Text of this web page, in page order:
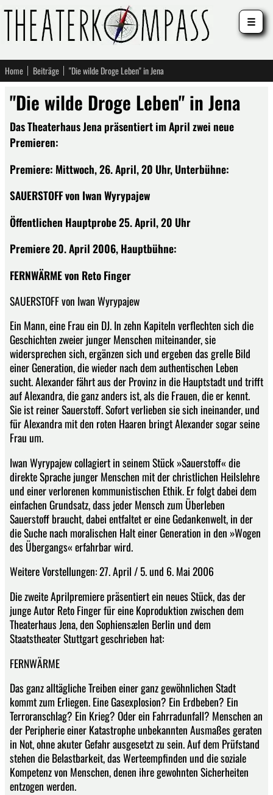
Home Beiträge "Die wilde Droge Leben" in Jena
"Die wilde Droge Leben" in Jena
Das Theaterhaus Jena präsentiert im April zwei neue
Premieren:
Premiere: Mittwoch, 26. April, 20 Uhr, Unterbühne:
SAUERSTOFF von Iwan Wyrypajew
Öffentlichen Hauptprobe 25. April, 20 Uhr
Premiere 20. April 2006, Hauptbühne:
FERNWÄRME von Reto Finger
SAUERSTOFF von Iwan Wyrypajew
Ein Mann, eine Frau ein DJ. In zehn Kapiteln verflechten sich die
Geschichten zweier junger Menschen miteinander, sie
widersprechen sich, ergänzen sich und ergeben das grelle Bild
einer Generation, die wieder nach dem authentischen Leben
sucht. Alexander fährt aus der Provinz in die Hauptstadt und trifft
auf Alexandra, die ganz anders ist, als die Frauen, die er kennt.
Sie ist reiner Sauerstoff. Sofort verlieben sie sich ineinander, und
für Alexandra mit den roten Haaren bringt Alexander sogar seine
Frau um.
Iwan Wyrypajew collagiert in seinem Stück »Sauerstoff« die
direkte Sprache junger Menschen mit der christlichen Heilslehre
und einer verlorenen kommunistischen Ethik. Er folgt dabei dem
einfachen Grundsatz, dass jeder Mensch zum Überleben
Sauerstoff braucht, dabei entfaltet er eine Gedankenwelt, in der
die Suche nach moralischen Halt einer Generation in den »Wogen
des Übergangs« erfahrbar wird.
Weitere Vorstellungen: 27. April / 5. und 6. Mai 2006
Die zweite Aprilpremiere präsentiert ein neues Stück, das der
junge Autor Reto Finger für eine Koproduktion zwischen dem
Theaterhaus Jena, den Sophiensælen Berlin und dem
Staatstheater Stuttgart geschrieben hat:
FERNWÄRME
Das ganz alltägliche Treiben einer ganz gewöhnlichen Stadt
kommt zum Erliegen. Eine Gasexplosion? Ein Erdbeben? Ein
Terroranschlag? Ein Krieg? Oder ein Fahrradunfall? Menschen an
der Peripherie einer Katastrophe unbekannten Ausmaßes geraten
in Not, ohne akuter Gefahr ausgesetzt zu sein. Auf dem Prüfstand
stehen die Belastbarkeit, das Werteempfinden und die soziale
Kompetenz von Menschen, denen ihre gewohnten Sicherheiten
entzogen werden.
☰